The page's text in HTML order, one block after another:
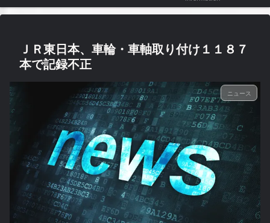
ＪＲ東日本、車輪・車軸取り付け１１８７
本で記録不正
ニュース